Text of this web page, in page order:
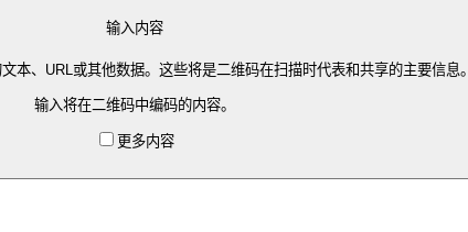
输入内容
本、URL或其他数据。这些将是二维码在扫描时代表和共享的主要信息。
输入将在二维码中编码的内容。
更多内容